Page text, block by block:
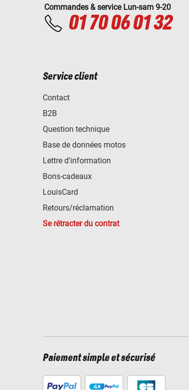
Commandes & service Lun-sam 9-20
01 70 06 01 32
Service client
Contact
B2B
Question technique
Base de données motos
Lettre d'information
Bons-cadeaux
LouisCard
Retours/réclamation
Se rétracter du contrat
Paiement simple et sécurisé